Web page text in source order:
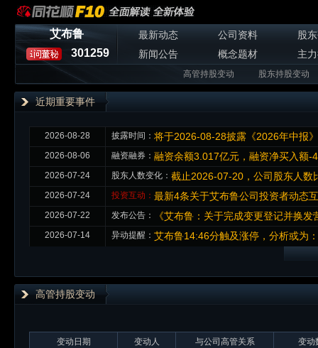
艾布鲁
301259
最新动态 公司资料
股
新闻公告
概念题材 主
高管持股变动 股东持股变动
近期重要事件
2026-08-28 披露时间： 将于2026-08-28披露《2026年中报》
2026-08-06 融资融券： 融资余额3.017亿元，融资净买入额-
2026-07-24 股东人数变化： 截止2026-07-20，公司股东人
2026-07-24 投资互动： 最新4条关于艾布鲁公司投资者动态
2026-07-22 发布公告： 《艾布鲁：关于完成变更登记并换
2026-07-14 异动提醒： 艾布鲁14:46分触及涨停，分析或为
高管持股变动
变动日期 变动人 与公司高管关系 变动